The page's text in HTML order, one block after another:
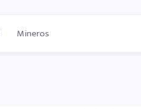
Mineros